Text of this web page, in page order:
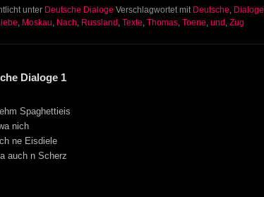
unter Deutsche Dialoge Verschlagwortet mit Deutsche, Dialoge
, Moskau, Nach, Russland, Texte, Thomas, Toene, und, Zug
Dialoge 1
Spaghettieis
nich
ne Eisdiele
auch n Scherz